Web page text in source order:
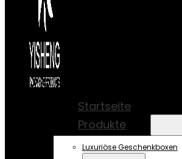
Startseite
Produkte
Luxuriöse Geschenkboxen